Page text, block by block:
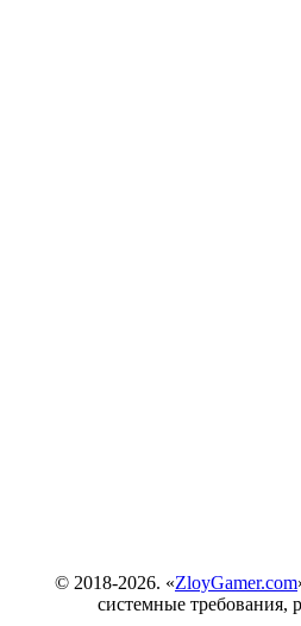
© 2018-2026. «ZloyGamer.com
системные требования,